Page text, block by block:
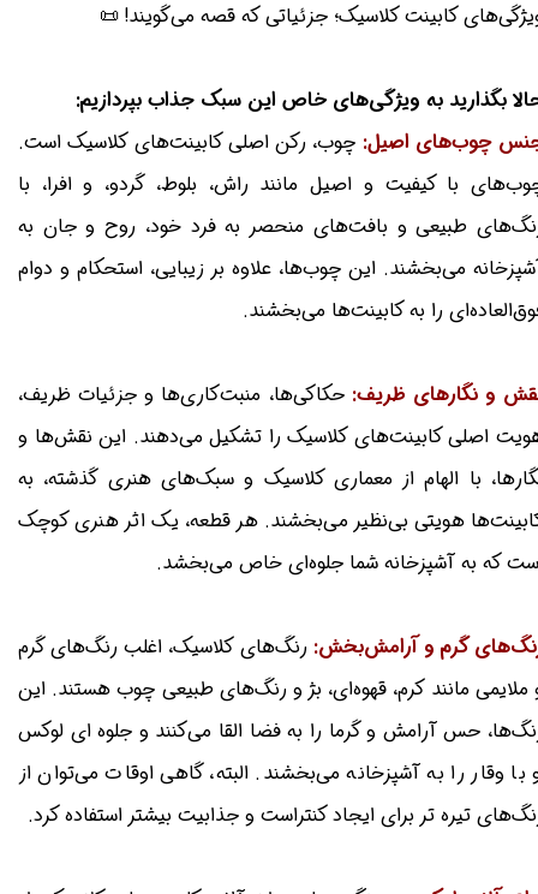
کابینت کلاسیک؛ جزئیاتی که قصه می‌گویند! 📜
بگذارید به ویژگی‌های خاص این سبک جذاب بپردازیم:
چوب‌های اصیل: چوب، رکن اصلی کابینت‌های کلاسیک است.
با کیفیت و اصیل مانند راش، بلوط، گردو، و افرا، با
طبیعی و بافت‌های منحصر به فرد خود، روح و جان به
می‌بخشند. این چوب‌ها، علاوه بر زیبایی، استحکام و دوام
را به کابینت‌ها می‌بخشند.
و نگارهای ظریف:حکاکی‌ها، منبت‌کاری‌ها و جزئیات ظریف،
اصلی کابینت‌های کلاسیک را تشکیل می‌دهند. این نقش‌ها و
با الهام از معماری کلاسیک و سبک‌های هنری گذشته، به
هویتی بی‌نظیر می‌بخشند. هر قطعه، یک اثر هنری کوچک
که به آشپزخانه شما جلوه‌ای خاص می‌بخشد.
گرم و آرامش‌بخش: رنگ‌های کلاسیک، اغلب رنگ‌های گرم
ملایمی مانند کرم، قهوه‌ای، بژ و رنگ‌های طبیعی چوب هستند. این
حس آرامش و گرما را به فضا القا می‌کنند و جلوه ای لوکس
با وقار را به آشپزخانه می‌بخشند. البته، گاهی اوقات می‌توان از
تیره تر برای ایجاد کنتراست و جذابیت بیشتر استفاده کرد.